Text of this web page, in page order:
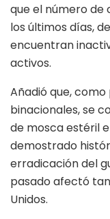
que el número de
los últimos días,
encuentran
activos.
Añadió que,
binacionales, se
de mosca estéril
demostrado
erradicación del
pasado afectó
Unidos.